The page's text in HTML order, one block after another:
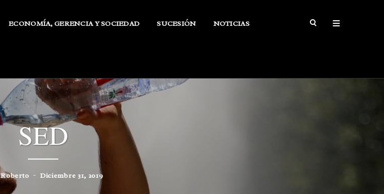
ECONOMÍA, GERENCIA Y SOCIEDAD SUCESIÓN NOTICIAS
SED
Roberto Diciembre 31, 2019